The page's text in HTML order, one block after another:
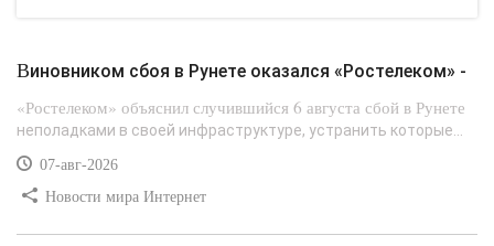
Виновником сбоя в Рунете оказался «Ростелеком» -
«Ростелеком» объяснил случившийся 6 августа сбой в Рунете
неполадками в своей инфраструктуре, устранить которые...
07-авг-2026
Новости мира Интернет